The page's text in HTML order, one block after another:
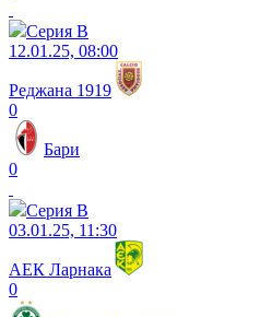
Серия B
12.01.25, 08:00
Реджана 1919
0
Бари
0
Серия B
03.01.25, 11:30
АЕК Ларнака
0